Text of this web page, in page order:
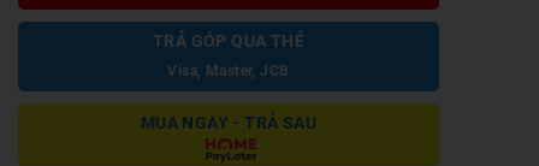
TRẢ GÓP QUA THẺ
Visa, Master, JCB
MUA NGAY - TRẢ SAU